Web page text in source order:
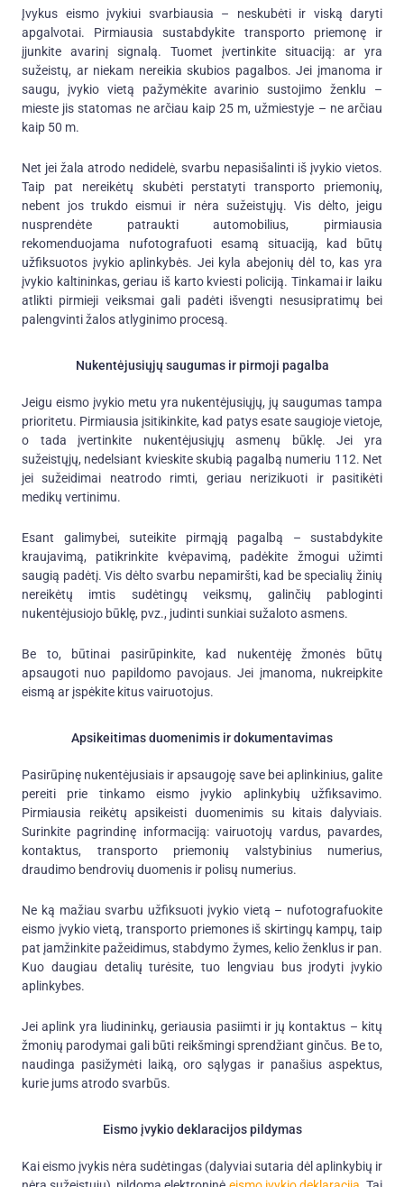
Įvykus eismo įvykiui svarbiausia – neskubėti ir viską daryti
apgalvotai. Pirmiausia sustabdykite transporto priemonę ir
įjunkite avarinį signalą. Tuomet įvertinkite situaciją: ar yra
sužeistų, ar niekam nereikia skubios pagalbos. Jei įmanoma ir
saugu, įvykio vietą pažymėkite avarinio sustojimo ženklu –
mieste jis statomas ne arčiau kaip 25 m, užmiestyje – ne arčiau
kaip 50 m.
Net jei žala atrodo nedidelė, svarbu nepasišalinti iš įvykio vietos.
Taip pat nereikėtų skubėti perstatyti transporto priemonių,
nebent jos trukdo eismui ir nėra sužeistųjų. Vis dėlto, jeigu
nusprendėte patraukti automobilius, pirmiausia
rekomenduojama nufotografuoti esamą situaciją, kad būtų
užfiksuotos įvykio aplinkybės. Jei kyla abejonių dėl to, kas yra
įvykio kaltininkas, geriau iš karto kviesti policiją. Tinkamai ir laiku
atlikti pirmieji veiksmai gali padėti išvengti nesusipratimų bei
palengvinti žalos atlyginimo procesą.
Nukentėjusiųjų saugumas ir pirmoji pagalba
Jeigu eismo įvykio metu yra nukentėjusiųjų, jų saugumas tampa
prioritetu. Pirmiausia įsitikinkite, kad patys esate saugioje vietoje,
o tada įvertinkite nukentėjusiųjų asmenų būklę. Jei yra
sužeistųjų, nedelsiant kvieskite skubią pagalbą numeriu 112. Net
jei sužeidimai neatrodo rimti, geriau nerizikuoti ir pasitikėti
medikų vertinimu.
Esant galimybei, suteikite pirmąją pagalbą – sustabdykite
kraujavimą, patikrinkite kvėpavimą, padėkite žmogui užimti
saugią padėtį. Vis dėlto svarbu nepamiršti, kad be specialių žinių
nereikėtų imtis sudėtingų veiksmų, galinčių pabloginti
nukentėjusiojo būklę, pvz., judinti sunkiai sužaloto asmens.
Be to, būtinai pasirūpinkite, kad nukentėję žmonės būtų
apsaugoti nuo papildomo pavojaus. Jei įmanoma, nukreipkite
eismą ar įspėkite kitus vairuotojus.
Apsikeitimas duomenimis ir dokumentavimas
Pasirūpinę nukentėjusiais ir apsaugoję save bei aplinkinius, galite
pereiti prie tinkamo eismo įvykio aplinkybių užfiksavimo.
Pirmiausia reikėtų apsikeisti duomenimis su kitais dalyviais.
Surinkite pagrindinę informaciją: vairuotojų vardus, pavardes,
kontaktus, transporto priemonių valstybinius numerius,
draudimo bendrovių duomenis ir polisų numerius.
Ne ką mažiau svarbu užfiksuoti įvykio vietą – nufotografuokite
eismo įvykio vietą, transporto priemones iš skirtingų kampų, taip
pat įamžinkite pažeidimus, stabdymo žymes, kelio ženklus ir pan.
Kuo daugiau detalių turėsite, tuo lengviau bus įrodyti įvykio
aplinkybes.
Jei aplink yra liudininkų, geriausia pasiimti ir jų kontaktus – kitų
žmonių parodymai gali būti reikšmingi sprendžiant ginčus. Be to,
naudinga pasižymėti laiką, oro sąlygas ir panašius aspektus,
kurie jums atrodo svarbūs.
Eismo įvykio deklaracijos pildymas
Kai eismo įvykis nėra sudėtingas (dalyviai sutaria dėl aplinkybių ir